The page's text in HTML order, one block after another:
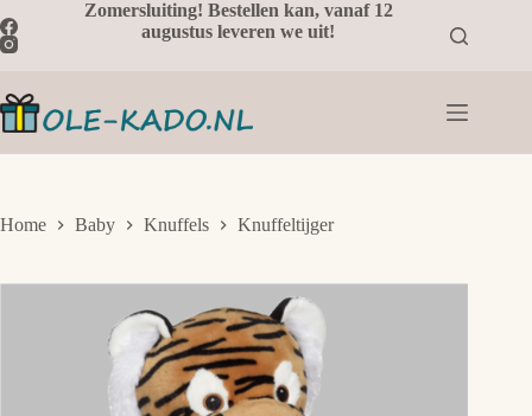
naar
de
Zomersluiting! Bestellen kan, vanaf 12
augustus leveren we uit!
Home Baby Knuffels Knuffeltijger